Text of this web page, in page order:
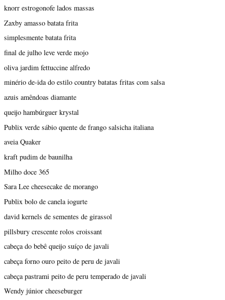
knorr estrogonofe lados massas
Zaxby amasso batata frita
simplesmente batata frita
final de julho leve verde mojo
oliva jardim fettuccine alfredo
minério de-ida do estilo country batatas fritas com salsa
azuis amêndoas diamante
queijo hambúrguer krystal
Publix verde sábio quente de frango salsicha italiana
aveia Quaker
kraft pudim de baunilha
Milho doce 365
Sara Lee cheesecake de morango
Publix bolo de canela iogurte
david kernels de sementes de girassol
pillsbury crescente rolos croissant
cabeça do bebê queijo suíço de javali
cabeça forno ouro peito de peru de javali
cabeça pastrami peito de peru temperado de javali
Wendy júnior cheeseburger